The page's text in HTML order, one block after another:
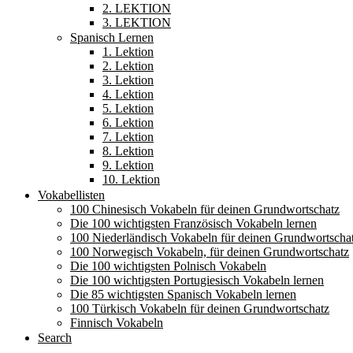
2. LEKTION
3. LEKTION
Spanisch Lernen
1. Lektion
2. Lektion
3. Lektion
4. Lektion
5. Lektion
6. Lektion
7. Lektion
8. Lektion
9. Lektion
10. Lektion
Vokabellisten
100 Chinesisch Vokabeln für deinen Grundwortschatz
Die 100 wichtigsten Französisch Vokabeln lernen
100 Niederländisch Vokabeln für deinen
100 Norwegisch Vokabeln, für deinen Grundwortschatz
Die 100 wichtigsten Polnisch Vokabeln
Die 100 wichtigsten Portugiesisch Vokabeln lernen
Die 85 wichtigsten Spanisch Vokabeln lernen
100 Türkisch Vokabeln für deinen Grundwortschatz
Finnisch Vokabeln
Search